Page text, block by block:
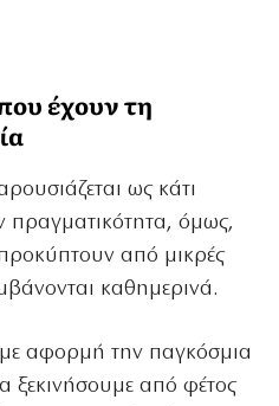
έχουν τη
ως κάτι
πραγματικότητα, όμως,
από μικρές
καθημερινά.
αφορμή την παγκόσμια
ξεκινήσουμε από φέτος